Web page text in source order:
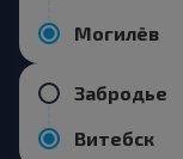
Могилёв
Забродье
Витебск